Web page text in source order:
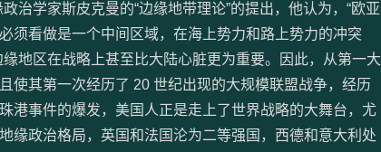
治学家斯皮克曼的“边缘地带理论”的提出，他认为，“欧亚
须看做是一个中间区域，在海上势力和路上势力的冲突
地区在战略上甚至比大陆心脏更为重要。因此，从第一大
使其第一次经历了 20 世纪出现的大规模联盟战争，经历
港事件的爆发，美国人正是走上了世界战略的大舞台，尤
缘政治格局，英国和法国沦为二等强国，西德和意大利处